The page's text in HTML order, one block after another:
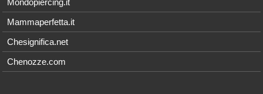
Mondopiercing.it
Mammaperfetta.it
Chesignifica.net
Chenozze.com